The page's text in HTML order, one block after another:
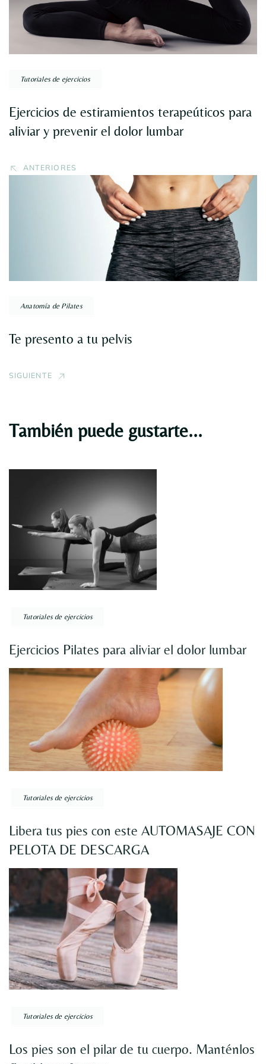
entradas
Tutoriales de ejercicios
Ejercicios de estiramientos terapeúticos para
aliviar y prevenir el dolor lumbar
ANTERIORES
Anatomía de Pilates
Te presento a tu pelvis
SIGUIENTE
También puede gustarte...
Tutoriales de ejercicios
Ejercicios Pilates para aliviar el dolor lumbar
Tutoriales de ejercicios
Libera tus pies con este AUTOMASAJE CON
PELOTA DE DESCARGA
Tutoriales de ejercicios
Los pies son el pilar de tu cuerpo. Manténlos